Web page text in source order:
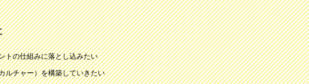
トの仕組みに落とし込みたい
ルチャー）を構築していきたい